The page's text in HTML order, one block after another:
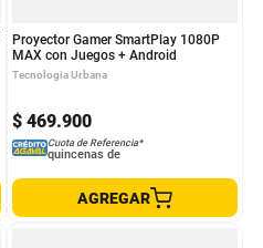
Proyector Gamer SmartPlay 1080P
MAX con Juegos + Android
Tecnologia Urbana
$ 469.900
Cuota de Referencia*
quincenas de
AGREGAR